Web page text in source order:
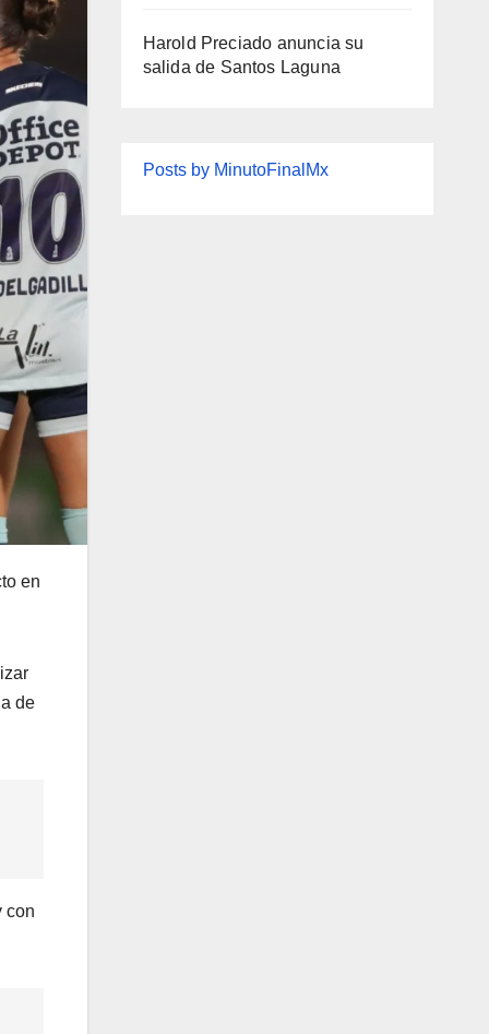
en
de
con
Harold Preciado anuncia su
salida de Santos Laguna
Posts by MinutoFinalMx